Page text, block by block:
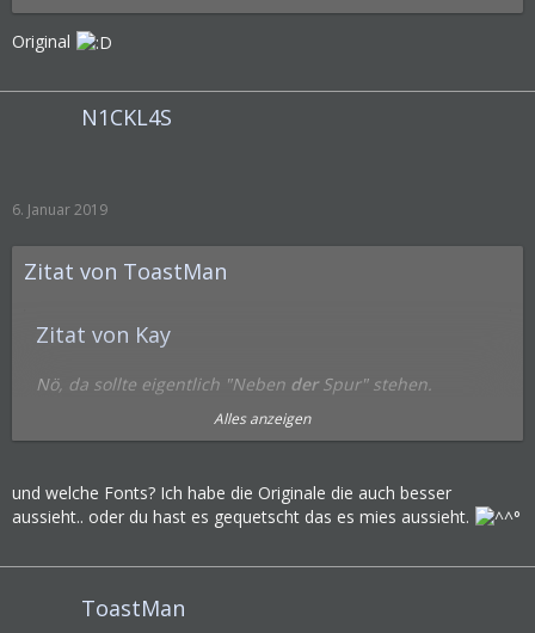
Original
N1CKL4S
6. Januar 2019
Zitat von ToastMan
Zitat von Kay
Nö, da sollte eigentlich "Neben derSpur" stehen.
Ja stimmt. Wird gefixt. Danke nochmal.
---
Zitat von N1CKL4S
Wenigstens die Originale Fonts benutzt oder irgendeine?
Alles anzeigen
und welche Fonts? Ich habe die Originale die auch besser
aussieht.. oder du hast es gequetscht das es mies aussieht.
ToastMan